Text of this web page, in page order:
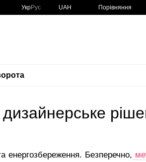
УкрРус UAH Порівняння
дизайнерське
енергозбереження. Безперечно,